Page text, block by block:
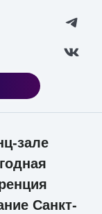
зале
Санкт-